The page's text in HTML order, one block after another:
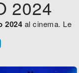
2024
2024 al cinema. Le